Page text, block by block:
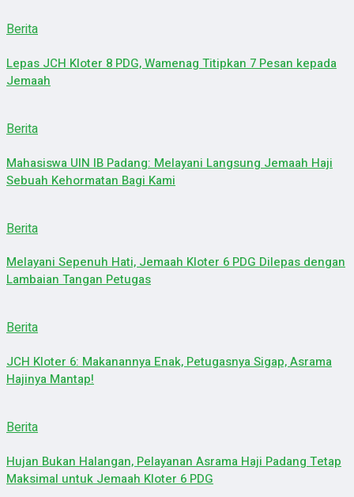
Berita
Lepas JCH Kloter 8 PDG, Wamenag Titipkan 7 Pesan kepada
Jemaah
Berita
Mahasiswa UIN IB Padang: Melayani Langsung Jemaah Haji
Sebuah Kehormatan Bagi Kami
Berita
Melayani Sepenuh Hati, Jemaah Kloter 6 PDG Dilepas dengan
Lambaian Tangan Petugas
Berita
JCH Kloter 6: Makanannya Enak, Petugasnya Sigap, Asrama
Hajinya Mantap!
Berita
Hujan Bukan Halangan, Pelayanan Asrama Haji Padang Tetap
Maksimal untuk Jemaah Kloter 6 PDG